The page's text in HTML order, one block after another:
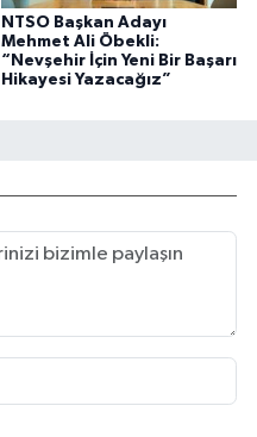
NTSO Başkan Adayı
Mehmet Ali Öbekli:
“Nevşehir İçin Yeni Bir Başarı
Hikayesi Yazacağız”